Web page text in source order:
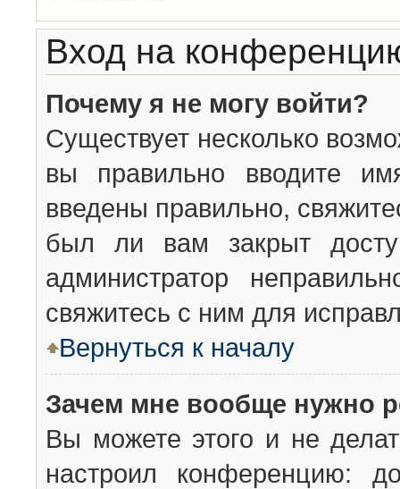
Вход на
Почему я не могу войти?
Существует несколько
вы правильно вводите
введены правильно,
был ли вам закрыт
администратор
свяжитесь с ним для
Вернуться к началу
Зачем мне вообще нужно
Вы можете этого и не
настроил конференцию: